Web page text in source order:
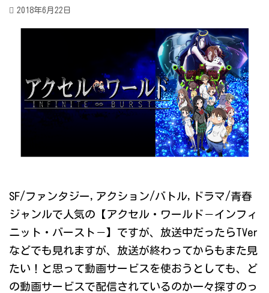
2018年6月22日
SF/ファンタジー,アクション/バトル,ドラマ/青春
ジャンルで人気の【アクセル・ワールド－インフィ
ニット・バースト－】ですが、放送中だったらTVer
などでも見れますが、放送が終わってからもまた見
たい！と思って動画サービスを使おうとしても、ど
の動画サービスで配信されているのか一々探すのっ